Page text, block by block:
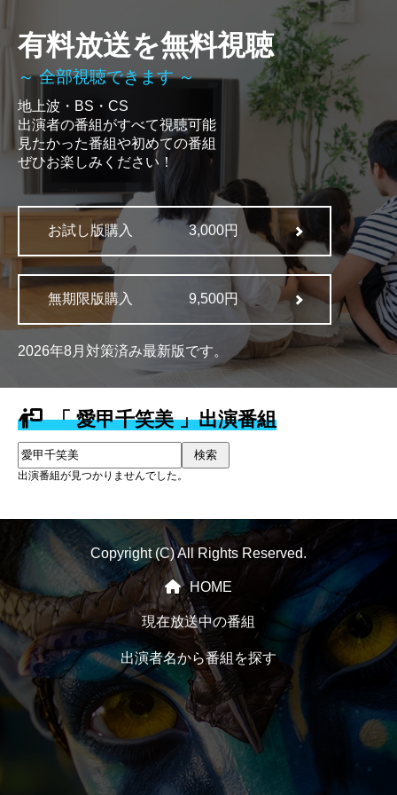
有料放送を無料視聴
～ 全部視聴できます ～
地上波・BS・CS
出演者の番組がすべて視聴可能
見たかった番組や初めての番組
ぜひお楽しみください！
お試し版購入 3,000円
無期限版購入 9,500円
2026年8月対策済み最新版です。
「 愛甲千笑美 」出演番組
検索
出演番組が見つかりませんでした。
Copyright (C) All Rights Reserved.
HOME
現在放送中の番組
出演者名から番組を探す